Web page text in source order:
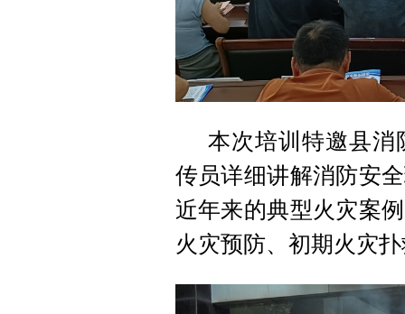
本次培训特邀县消
传员详细讲解消防安
近年来的典型火灾案
火灾预防、初期火灾